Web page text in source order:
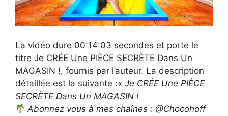
La vidéo dure 00:14:03 secondes et porte le
titre Je CRÉE Une PIÈCE SECRÈTE Dans Un
MAGASIN !, fournis par l’auteur. La description
détaillée est la suivante :« Je CRÉE Une PIÈCE
SECRÈTE Dans Un MAGASIN !
Abonnez vous à mes chaînes : @Chocohoff